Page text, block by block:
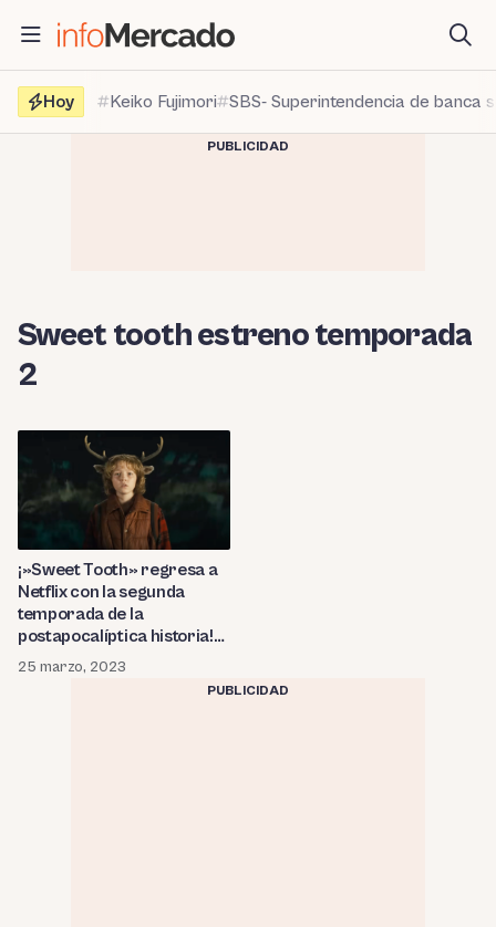
contenido
Hoy
Keiko Fujimori SBS- Superintendencia de banca
PUBLICIDAD
Sweet tooth estreno temporada
2
¡»Sweet Tooth» regresa a
Netflix con la segunda
temporada de la
postapocalíptica historia!
¿Cuándo se estrenan los
nuevos episodios?
25 marzo, 2023
PUBLICIDAD